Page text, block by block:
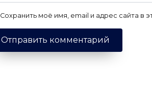
Сохранить моё имя, email и адрес сайта в